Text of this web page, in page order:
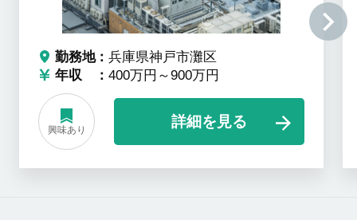
勤務地
兵庫県神戸市灘区
年収
400万円～900万円
興味あり
詳細を見る